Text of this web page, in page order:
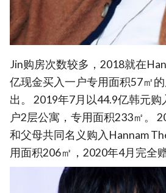
Jin购房次数较多，2018就在
亿现金买入一户专用面积57㎡
出。 2019年7月以44.9亿韩元购
户2层公寓，专用面积233㎡。
和父母共同名义购入Hannam
用面积206㎡，2020年4月完全